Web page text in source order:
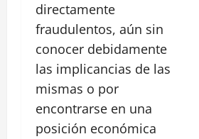
directamente
fraudulentos, aún sin
conocer debidamente
las implicancias de las
mismas o por
encontrarse en una
posición económica